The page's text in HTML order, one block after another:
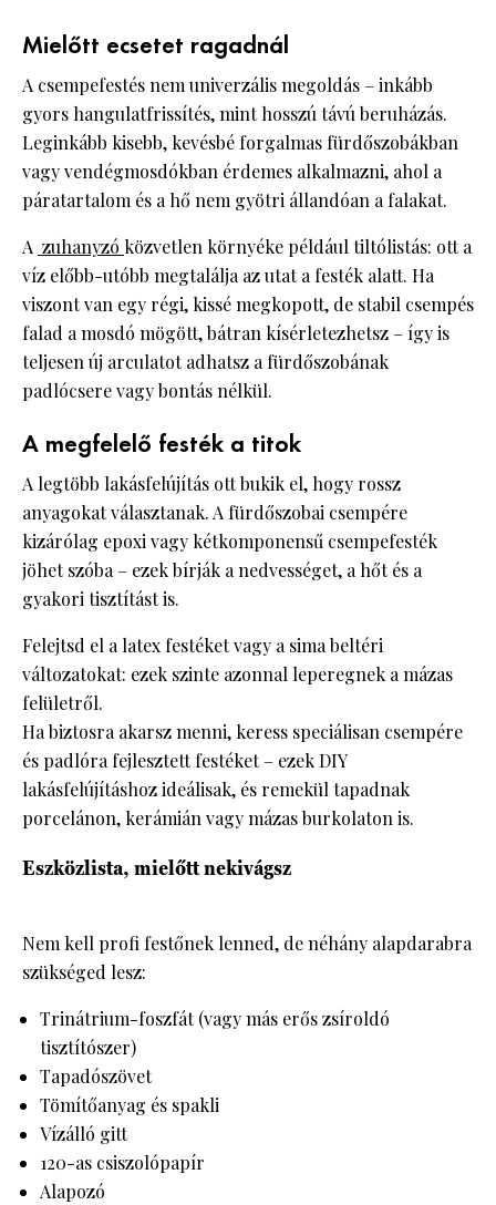
Mielőtt ecsetet ragadnál
A csempefestés nem univerzális megoldás – inkább
gyors hangulatfrissítés, mint hosszú távú beruházás.
Leginkább kisebb, kevésbé forgalmas fürdőszobákban
vagy vendégmosdókban érdemes alkalmazni, ahol a
páratartalom és a hő nem gyötri állandóan a falakat.
A zuhanyzó közvetlen környéke például tiltólistás: ott a
víz előbb-utóbb megtalálja az utat a festék alatt. Ha
viszont van egy régi, kissé megkopott, de stabil csempés
falad a mosdó mögött, bátran kísérletezhetsz – így is
teljesen új arculatot adhatsz a fürdőszobának
padlócsere vagy bontás nélkül.
A megfelelő festék a titok
A legtöbb lakásfelújítás ott bukik el, hogy rossz
anyagokat választanak. A fürdőszobai csempére
kizárólag epoxi vagy kétkomponensű csempefesték
jöhet szóba – ezek bírják a nedvességet, a hőt és a
gyakori tisztítást is.
Felejtsd el a latex festéket vagy a sima beltéri
változatokat: ezek szinte azonnal leperegnek a mázas
felületről.
Ha biztosra akarsz menni, keress speciálisan csempére
és padlóra fejlesztett festéket – ezek DIY
lakásfelújításhoz ideálisak, és remekül tapadnak
porcelánon, kerámián vagy mázas burkolaton is.
Eszközlista, mielőtt nekivágsz
Nem kell profi festőnek lenned, de néhány alapdarabra
szükséged lesz:
Trinátrium-foszfát (vagy más erős zsíroldó
tisztítószer)
Tapadószövet
Tömítőanyag és spakli
Vízálló gitt
120-as csiszolópapír
Alapozó